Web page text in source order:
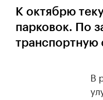
К октябрю
парковок. По
В